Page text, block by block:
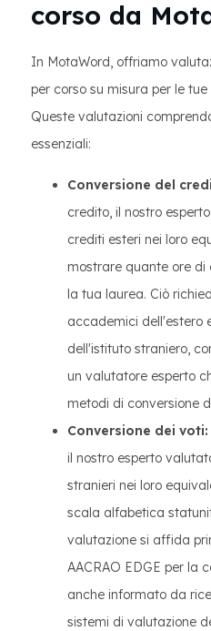
corso da
In MotaWord, offriamo
per corso su misura per le
Queste valutazioni
essenziali:
Conversione del
credito, il nostro
crediti esteri nei loro
mostrare quante ore di
la tua laurea. Ciò
accademici dell'estero
dell'istituto straniero,
un valutatore esperto
metodi di conversione
Conversione dei voti:
il nostro esperto
stranieri nei loro
scala alfabetica
valutazione si affida
AACRAO EDGE per la
anche informato da
sistemi di valutazione